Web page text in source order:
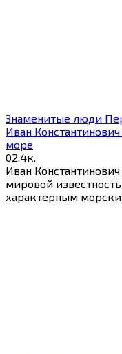
Знаменитые люди
Иван
море
02.4к.
Иван
мировой
характерным